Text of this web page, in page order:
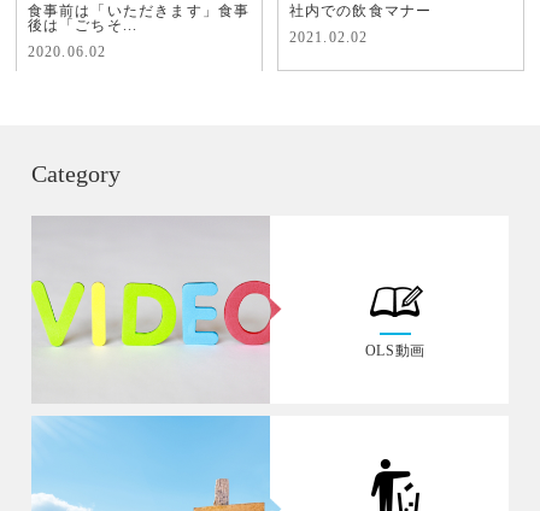
食事前は「いただきます」食事
後は「ごちそ...
2020.06.02
社内での飲食マナー
2021.02.02
Category
OLS動画